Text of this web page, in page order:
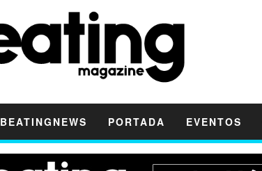
BEATINGNEWS PORTADA EVENTOS